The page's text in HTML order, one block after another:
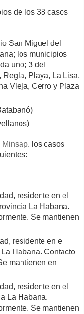
de los 38 casos
San Miguel del
los municipios
uno; 3 del
Regla, Playa, La Lisa,
Vieja, Cerro y Plaza
Minsap, los casos
residente en el
La Habana.
Se mantienen
residente en el
Habana. Contacto
mantienen en
residente en el
La Habana.
Se mantienen